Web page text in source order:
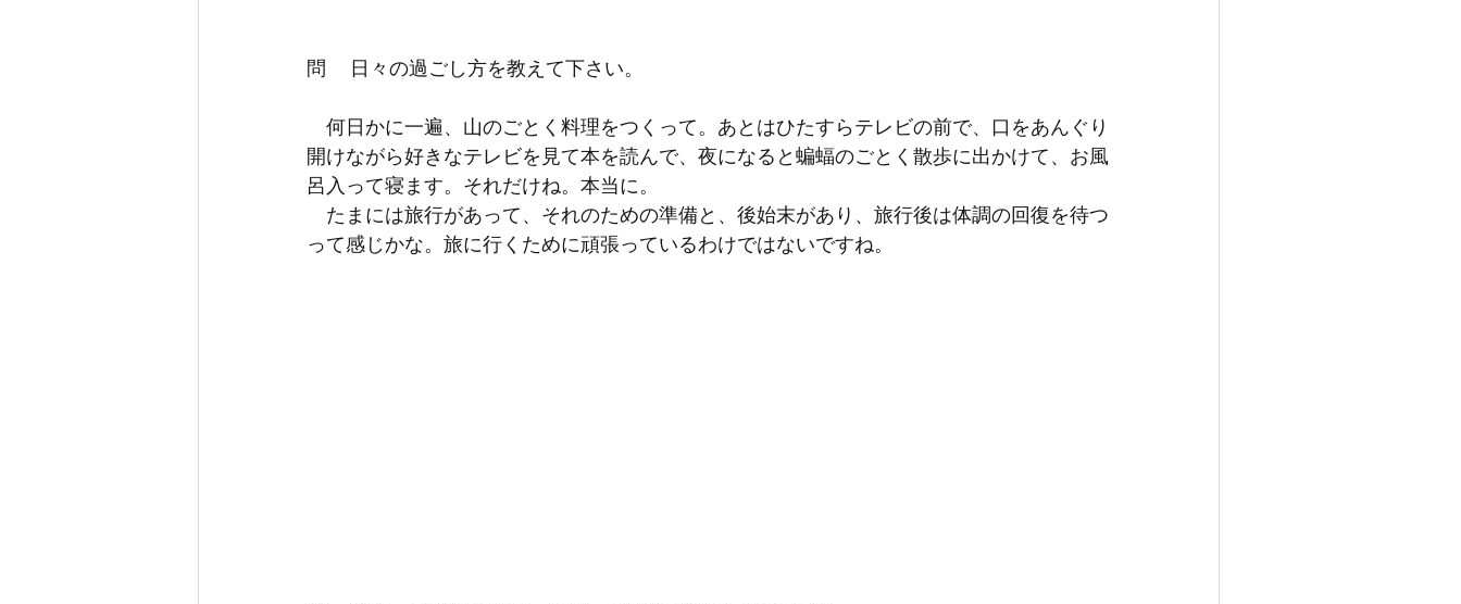
問 　日々の過ごし方を教えて下さい。
何日かに一遍、山のごとく料理をつくって。あとはひたすらテレビの前で、口をあんぐり
開けながら好きなテレビを見て本を読んで、夜になると蝙蝠のごとく散歩に出かけて、お風
呂入って寝ます。それだけね。本当に。
たまには旅行があって、それのための準備と、後始末があり、旅行後は体調の回復を待つ
って感じかな。旅に行くために頑張っているわけではないですね。